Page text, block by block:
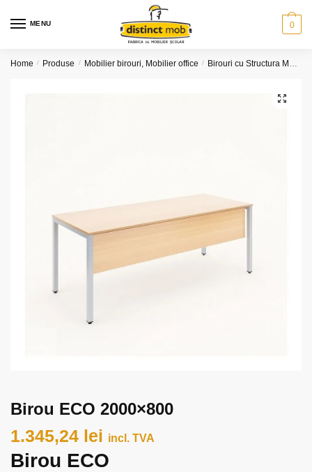
MENU 0
Home / Produse / Mobilier birouri, Mobilier office / Birouri cu Structura Metalica
🔍
Birou ECO 2000×800
1.345,24 lei incl. TVA
Birou ECO